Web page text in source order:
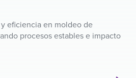
eficiencia en moldeo de
procesos estables e impacto